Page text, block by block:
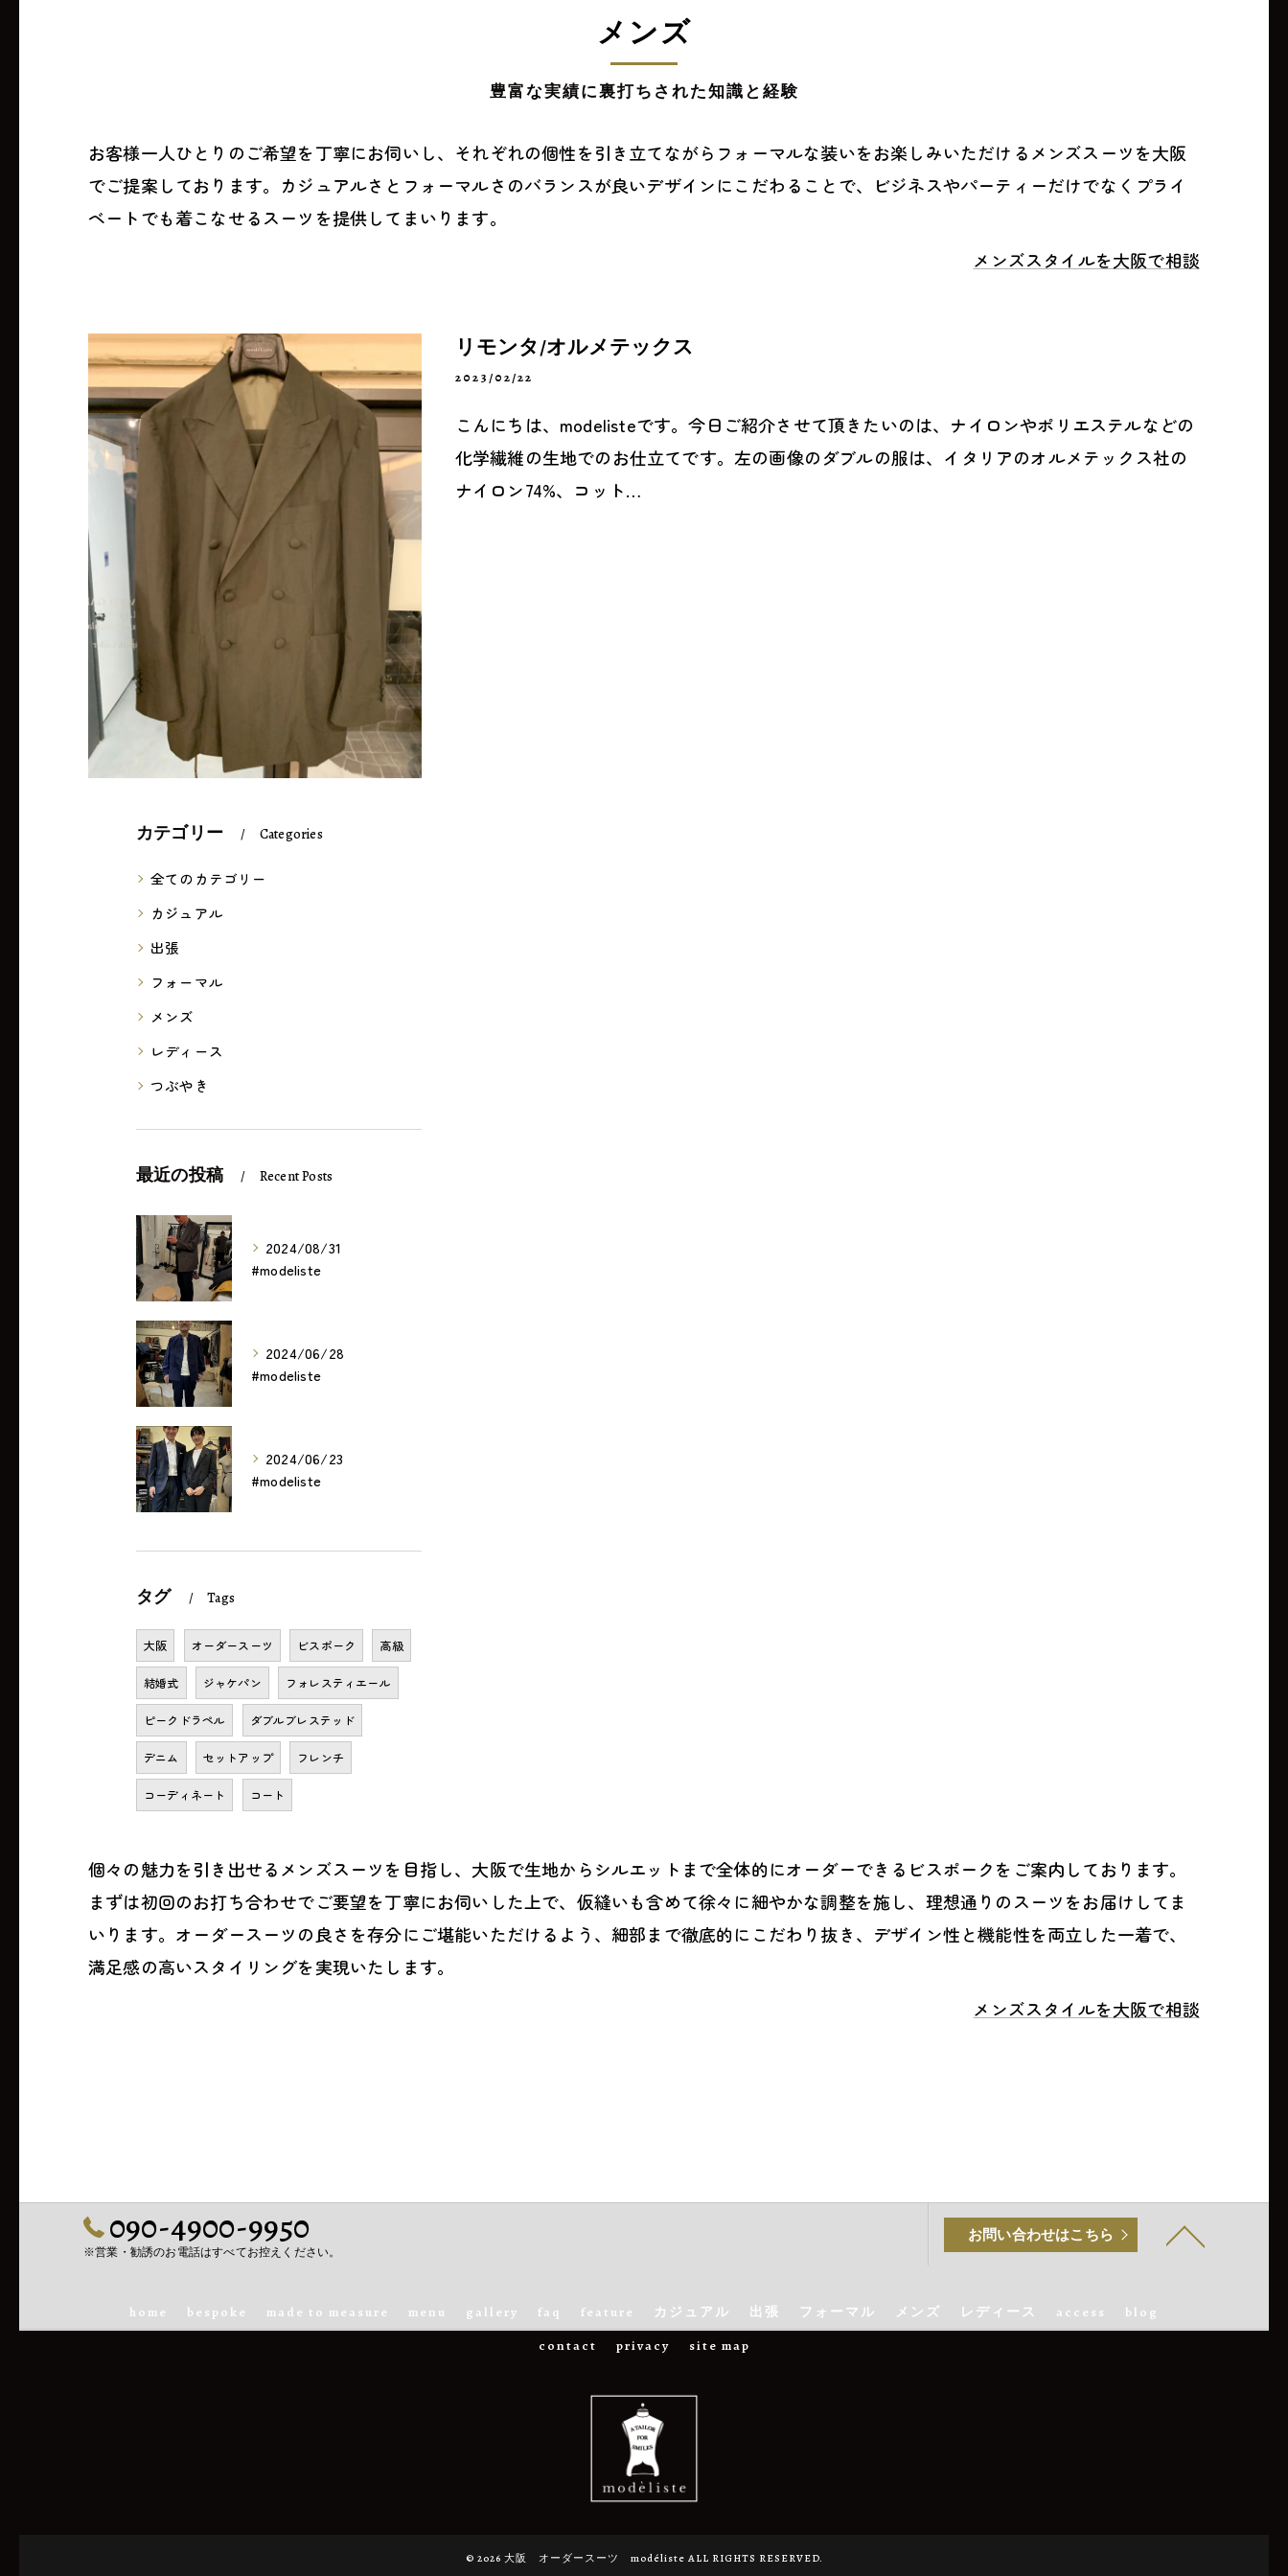
メンズ
豊富な実績に裏打ちされた知識と経験
お客様一人ひとりのご希望を丁寧にお伺いし、それぞれの個性を引き立てながらフォーマルな装いをお楽しみいただけるメンズスーツを大阪
でご提案しております。カジュアルさとフォーマルさのバランスが良いデザインにこだわることで、ビジネスやパーティーだけでなくプライ
ベートでも着こなせるスーツを提供してまいります。
メンズスタイルを大阪で相談
リモンタ/オルメテックス
2023/02/22
こんにちは、modelisteです。今日ご紹介させて頂きたいのは、ナイロンやポリエステルなどの
化学繊維の生地でのお仕立てです。左の画像のダブルの服は、イタリアのオルメテックス社の
ナイロン74%、コット…
カテゴリー Categories
全てのカテゴリー
カジュアル
出張
フォーマル
メンズ
レディース
つぶやき
最近の投稿 Recent Posts
2024/08/31
#modeliste
2024/06/28
#modeliste
2024/06/23
#modeliste
タグ Tags
大阪 オーダースーツ ビスポーク 高級
結婚式 ジャケパン フォレスティエール
ピークドラペル ダブルブレステッド
デニム セットアップ フレンチ
コーディネート コート
個々の魅力を引き出せるメンズスーツを目指し、大阪で生地からシルエットまで全体的にオーダーできるビスポークをご案内しております。
まずは初回のお打ち合わせでご要望を丁寧にお伺いした上で、仮縫いも含めて徐々に細やかな調整を施し、理想通りのスーツをお届けしてま
いります。オーダースーツの良さを存分にご堪能いただけるよう、細部まで徹底的にこだわり抜き、デザイン性と機能性を両立した一着で、
満足感の高いスタイリングを実現いたします。
メンズスタイルを大阪で相談
090-4900-9950
※営業・勧誘のお電話はすべてお控えください。
お問い合わせはこちら
home bespoke made to measure menu gallery faq feature カジュアル 出張 フォーマル メンズ レディース access
blog
contact
privacy site map
© 2026 大阪 オーダースーツ modéliste ALL RIGHTS RESERVED.